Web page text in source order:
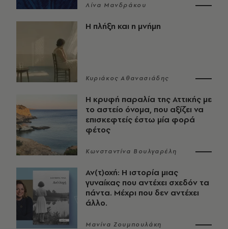
Λίνα Μανδράκου
Η πλήξη και η μνήμη
Κυριάκος Αθανασιάδης
Η κρυφή παραλία της Αττικής με
το αστείο όνομα, που αξίζει να
επισκεφτείς έστω μία φορά
φέτος
Κωνσταντίνα Βουλγαρέλη
Αν(τ)οχή: Η ιστορία μιας
γυναίκας που αντέχει σχεδόν τα
πάντα. Μέχρι που δεν αντέχει
άλλο.
Μανίνα Ζουμπουλάκη